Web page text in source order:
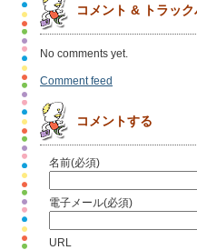
コメント & トラッ
No comments yet.
Comment feed
コメントする
名前(必須)
電子メール(必須)
URL